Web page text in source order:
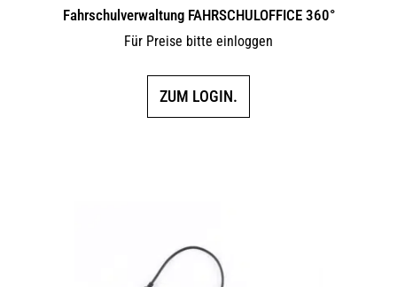
Fahrschulverwaltung FAHRSCHULOFFICE 360°
Für Preise bitte einloggen
ZUM LOGIN.